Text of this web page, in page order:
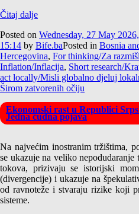
Čitaj dalje
Posted on Wednesday, 27 May
15:14 by Bife.baPosted in Bosnia
Hercegovina, For thinking/Za
Inflation/Inflacija, Short research/
act locally/Misli globalno djeluj
Širom zatvorenih očiju
Ekonomski rast u Republici
Jedna čudna pojava
Na najvećim inostranim tržištima,
se ukazuje na veliko
tokova, prizivaju se istorijski
(divergencije) i ukazuje na
od ravnoteže i stvaraju rizike koji
sisteme.